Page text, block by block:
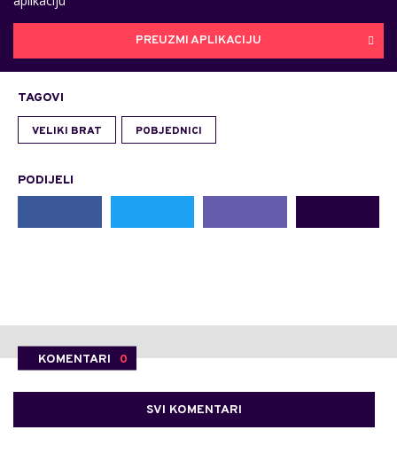
PREUZMI APLIKACIJU
TAGOVI
VELIKI BRAT POBJEDNICI
PODIJELI
KOMENTARI 0
SVI KOMENTARI